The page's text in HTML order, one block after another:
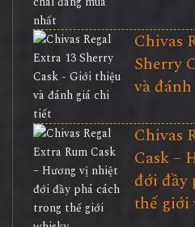
Chivas
Sherry
và
Chivas
Cask –
đới đầy
thế giới